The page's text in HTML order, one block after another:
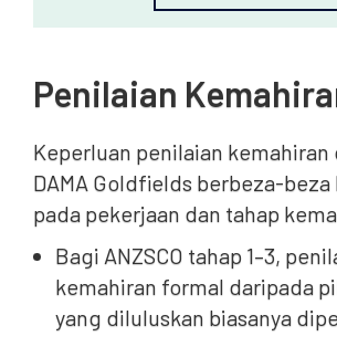
Penilaian
Keperluan penilaian kemahiran
DAMA Goldfields berbeza-
pada pekerjaan dan tahap
Bagi ANZSCO tahap 1–3,
kemahiran formal daripada
yang diluluskan biasanya